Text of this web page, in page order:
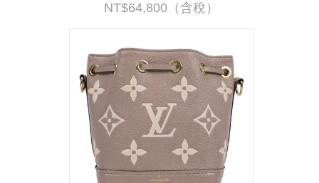
購買證明影本/背帶2
NT$64,800（含稅）